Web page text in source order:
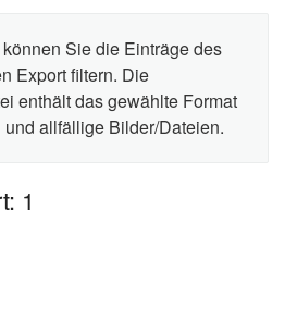
Sie die Einträge des
Export filtern. Die
enthält das gewählte Format
allfällige Bilder/Dateien.
1